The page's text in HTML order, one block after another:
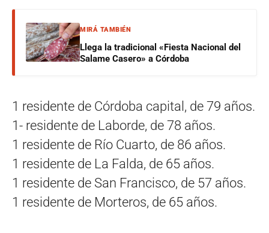
MIRÁ TAMBIÉN
Llega la tradicional «Fiesta Nacional del
Salame Casero» a Córdoba
1 residente de Córdoba capital, de 79 años.
1- residente de Laborde, de 78 años.
1 residente de Río Cuarto, de 86 años.
1 residente de La Falda, de 65 años.
1 residente de San Francisco, de 57 años.
1 residente de Morteros, de 65 años.